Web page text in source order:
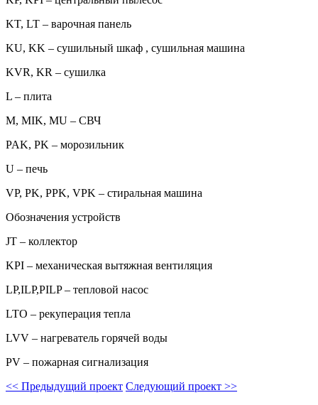
KT, LT – варочная панель
KU, KK – сушильный шкаф , сушильная машина
KVR, KR – сушилка
L – плита
M, MIK, MU – СВЧ
PAK, PK – морозильник
U – печь
VP, PK, PPK, VPK – стиральная машина
Обозначения устройств
JT – коллектор
KPI – механическая вытяжная вентиляция
LP,ILP,PILP – тепловой насос
LTO – рекуперация тепла
LVV – нагреватель горячей воды
PV – пожарная сигнализация
<< Предыдущий проект Следующий проект >>